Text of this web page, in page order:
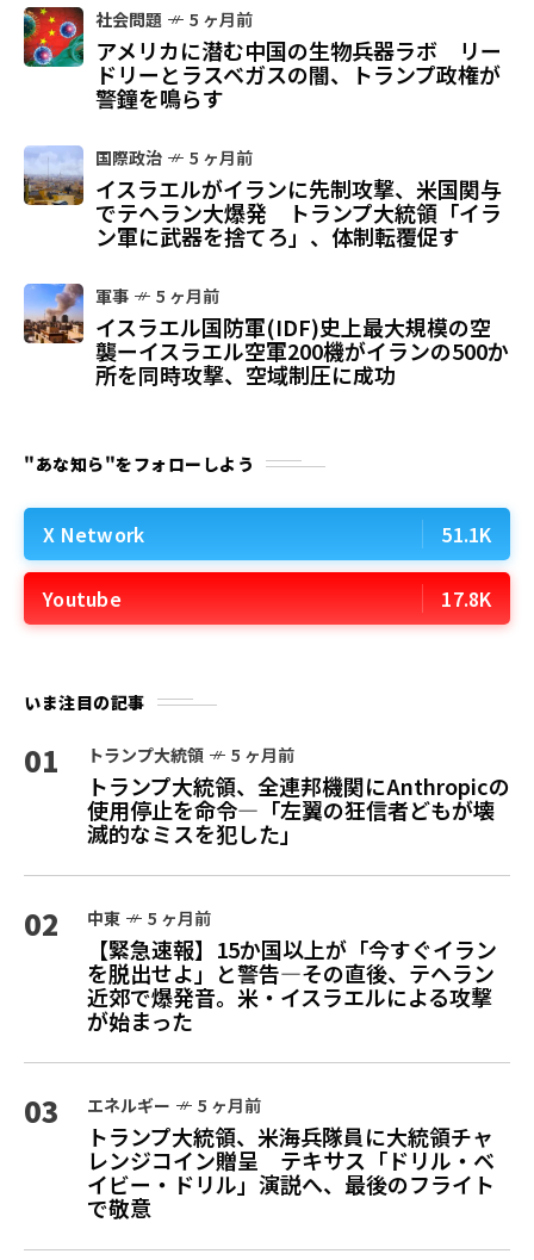
社会問題 5 ヶ月前
アメリカに潜む中国の生物兵器ラボ リー
ドリーとラスベガスの闇、トランプ政権が
警鐘を鳴らす
国際政治 5 ヶ月前
イスラエルがイランに先制攻撃、米国関与
でテヘラン大爆発 トランプ大統領「イラ
ン軍に武器を捨てろ」、体制転覆促す
軍事 5 ヶ月前
イスラエル国防軍(IDF)史上最大規模の空
襲ーイスラエル空軍200機がイランの500か
所を同時攻撃、空域制圧に成功
"あな知ら"をフォローしよう
X Network 51.1K
Youtube 17.8K
いま注目の記事
01 トランプ大統領 5 ヶ月前
トランプ大統領、全連邦機関にAnthropicの
使用停止を命令—「左翼の狂信者どもが壊
滅的なミスを犯した」
02 中東 5 ヶ月前
【緊急速報】15か国以上が「今すぐイラン
を脱出せよ」と警告—その直後、テヘラン
近郊で爆発音。米・イスラエルによる攻撃
が始まった
03 エネルギー 5 ヶ月前
トランプ大統領、米海兵隊員に大統領チャ
レンジコイン贈呈 テキサス「ドリル・ベ
イビー・ドリル」演説へ、最後のフライト
で敬意